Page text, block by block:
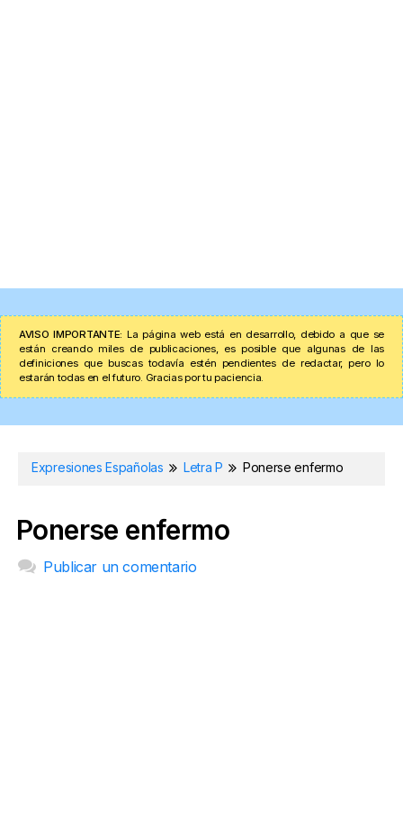
AVISO IMPORTANTE: La página web está en desarrollo, debido a que se
están creando miles de publicaciones, es posible que algunas de las
definiciones que buscas todavía estén pendientes de redactar, pero lo
estarán todas en el futuro. Gracias por tu paciencia.
Expresiones Españolas Letra P Ponerse enfermo
Ponerse enfermo
Publicar un comentario